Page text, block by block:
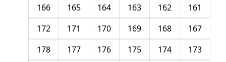
161
162
163
164
165
166
167
168
169
170
171
172
173
174
175
176
177
178